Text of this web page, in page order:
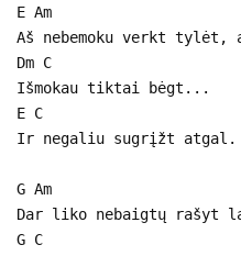
E Am
Aš nebemoku verkt
Dm C
Išmokau tiktai bėgt...
E C
Ir negaliu sugrįžt
G Am
Dar liko nebaigtų rašyt
G C